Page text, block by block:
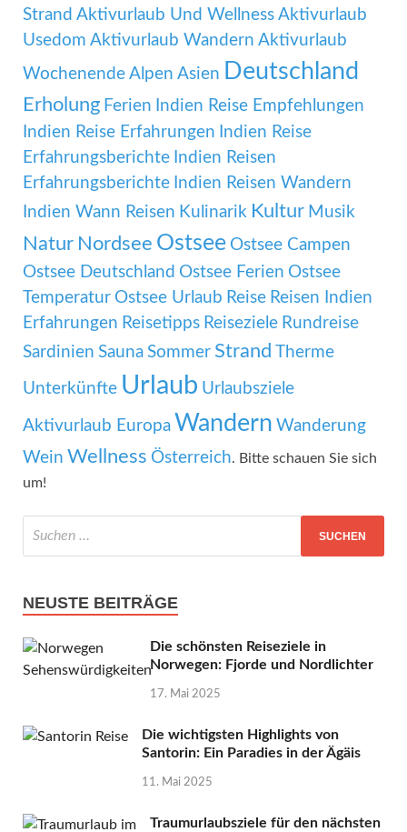
Strand Aktivurlaub Und Wellness Aktivurlaub
Usedom Aktivurlaub Wandern Aktivurlaub
Wochenende Alpen Asien Deutschland
Erholung Ferien Indien Reise Empfehlungen
Indien Reise Erfahrungen Indien Reise
Erfahrungsberichte Indien Reisen
Erfahrungsberichte Indien Reisen Wandern
Indien Wann Reisen Kulinarik Kultur Musik
Natur Nordsee Ostsee Ostsee Campen
Ostsee Deutschland Ostsee Ferien Ostsee
Temperatur Ostsee Urlaub Reise Reisen Indien
Erfahrungen Reisetipps Reiseziele Rundreise
Sardinien Sauna Sommer Strand Therme
Unterkünfte Urlaub Urlaubsziele
Aktivurlaub Europa Wandern Wanderung
Wein Wellness Österreich. Bitte schauen Sie sich
um!
NEUSTE BEITRÄGE
Die schönsten Reiseziele in
Norwegen: Fjorde und Nordlichter
17. Mai 2025
Die wichtigsten Highlights von
Santorin: Ein Paradies in der Ägäis
11. Mai 2025
Traumurlaubsziele für den nächsten